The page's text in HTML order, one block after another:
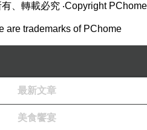
有、轉載必究 ‧Copyright PChome
are trademarks of PChome
最新文章
美食饗宴